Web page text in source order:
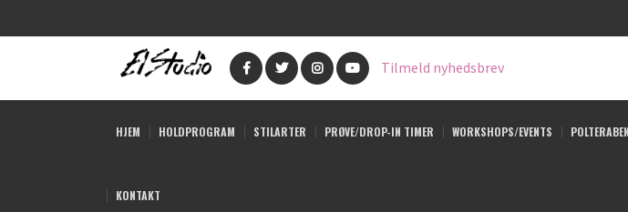
Tilmeld nyhedsbrev
HJEM HOLDPROGRAM STILARTER PRØVE/DROP-IN TIMER WORKSHOPS/EVENTS
KONTAKT